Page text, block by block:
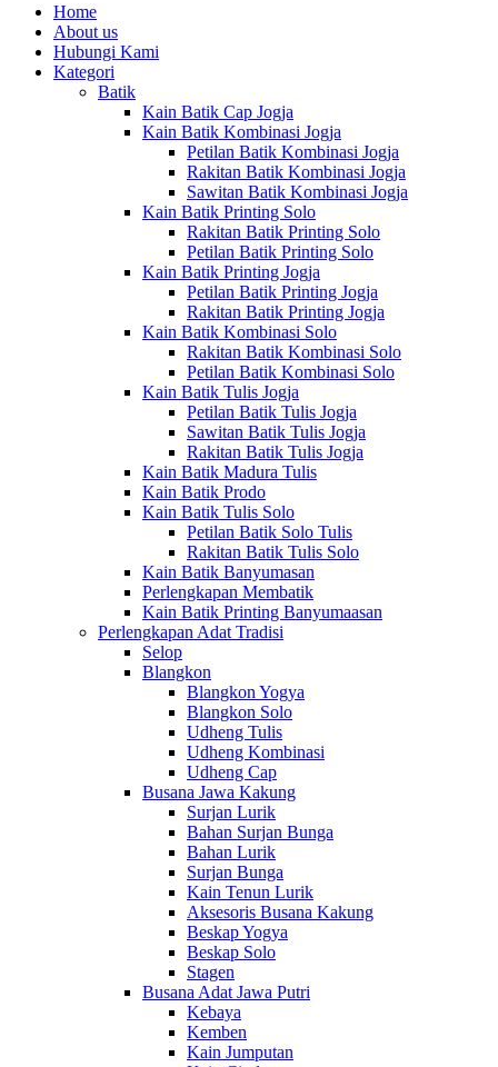
Home
About us
Hubungi Kami
Kategori
Batik
Kain Batik Cap Jogja
Kain Batik Kombinasi Jogja
Petilan Batik Kombinasi Jogja
Rakitan Batik Kombinasi Jogja
Sawitan Batik Kombinasi Jogja
Kain Batik Printing Solo
Rakitan Batik Printing Solo
Petilan Batik Printing Solo
Kain Batik Printing Jogja
Petilan Batik Printing Jogja
Rakitan Batik Printing Jogja
Kain Batik Kombinasi Solo
Rakitan Batik Kombinasi Solo
Petilan Batik Kombinasi Solo
Kain Batik Tulis Jogja
Petilan Batik Tulis Jogja
Sawitan Batik Tulis Jogja
Rakitan Batik Tulis Jogja
Kain Batik Madura Tulis
Kain Batik Prodo
Kain Batik Tulis Solo
Petilan Batik Solo Tulis
Rakitan Batik Tulis Solo
Kain Batik Banyumasan
Perlengkapan Membatik
Kain Batik Printing Banyumaasan
Perlengkapan Adat Tradisi
Selop
Blangkon
Blangkon Yogya
Blangkon Solo
Udheng Tulis
Udheng Kombinasi
Udheng Cap
Busana Jawa Kakung
Surjan Lurik
Bahan Surjan Bunga
Bahan Lurik
Surjan Bunga
Kain Tenun Lurik
Aksesoris Busana Kakung
Beskap Yogya
Beskap Solo
Stagen
Busana Adat Jawa Putri
Kebaya
Kemben
Kain Jumputan